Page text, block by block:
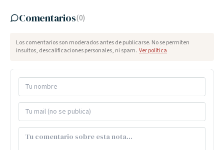
Comentarios(0)
Los comentarios son moderados antes de publicarse. No se permiten
insultos, descalificaciones personales, ni spam. Ver política